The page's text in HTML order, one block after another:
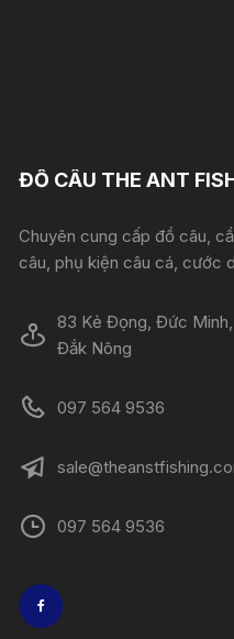
ĐỒ CÂU THE ANT
Chuyên cung cấp đồ câu,
câu, phụ kiện câu cá, cước
83 Kẻ Đọng, Đức
Đắk Nông
097 564 9536
097 564 9536